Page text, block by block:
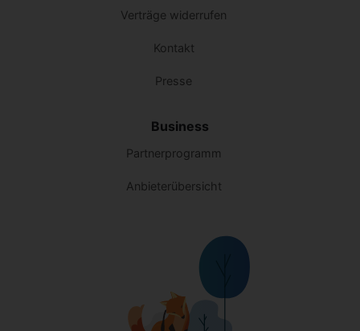
Verträge widerrufen
Kontakt
Presse
Business
Partnerprogramm
Anbieterübersicht